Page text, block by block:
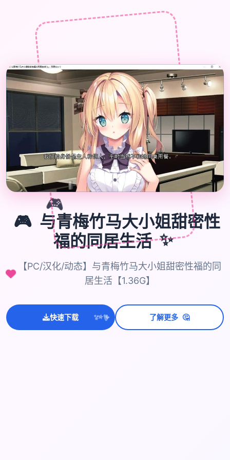
🎮
🎮 与青梅竹马大小姐甜密性
福的同居生活 ✨
【PC/汉化/动态】与青梅竹马大小姐甜密性福的同
居生活【1.36G】
快速下载 ✨
⭐💫 了解更多 🤔